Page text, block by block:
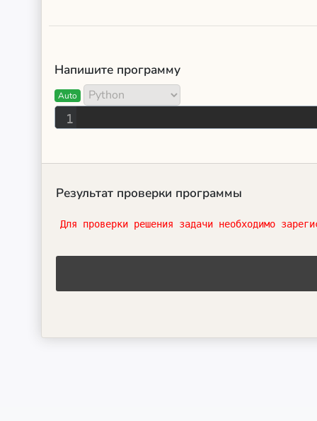
Напишите программу
Auto
1
Результат проверки программы
Для проверки решения задачи необходимо